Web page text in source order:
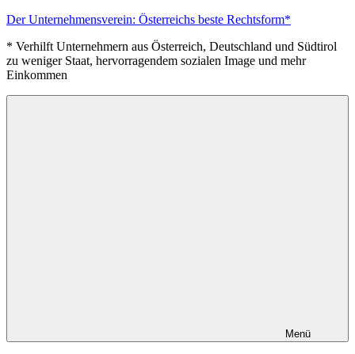
Zum
springen
Der Unternehmensverein: Österreichs beste Rechtsform*
* Verhilft Unternehmern aus Österreich, Deutschland und Südtirol
zu weniger Staat, hervorragendem sozialen Image und mehr
Einkommen
Menü